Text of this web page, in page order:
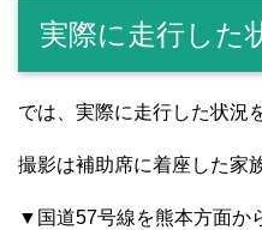
実際に走行した
では、実際に走行した状況
撮影は補助席に着座した家
▼国道57号線を熊本方面か